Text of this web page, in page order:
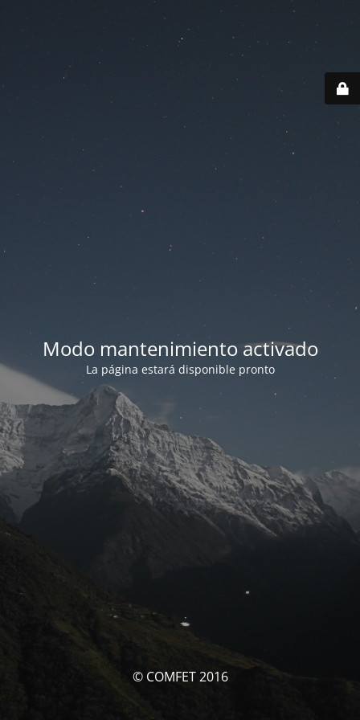
Modo mantenimiento activado
La página estará disponible pronto
© COMFET 2016